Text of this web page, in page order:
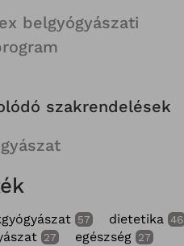
belgyógyászati
szakrendelések
57 dietetika 46
27 egészség 27